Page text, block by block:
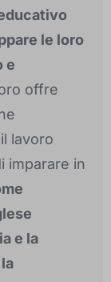
le loro
e
offre
lavoro
imparare in
e la